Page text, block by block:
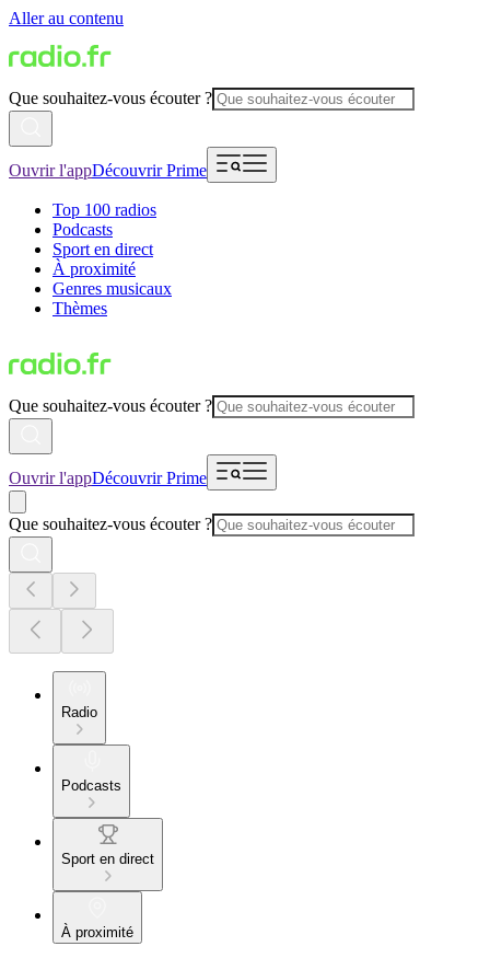
Aller au contenu
Que souhaitez-vous écouter ?
Ouvrir l'appDécouvrir Prime
Top 100 radios
Podcasts
Sport en direct
À proximité
Genres musicaux
Thèmes
Que souhaitez-vous écouter ?
Ouvrir l'appDécouvrir Prime
Que souhaitez-vous écouter ?
Radio
Podcasts
Sport en direct
À proximité